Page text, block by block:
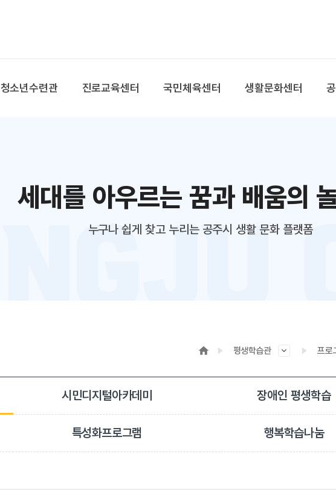
청소년수련관 진로교육센터 국민체육센터 생활문화센터
세대를 아우르는 꿈과 배움의
누구나 쉽게 찾고 누리는 공주시 생활 문화 플랫폼
평생학습관 프로
시민디지털아카데미 장애인 평생학습
특성화프로그램 행복학습나눔